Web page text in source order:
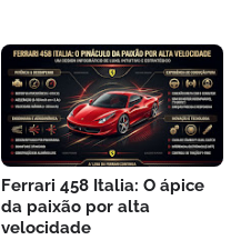
Ferrari 458 Italia: O ápice
da paixão por alta
velocidade